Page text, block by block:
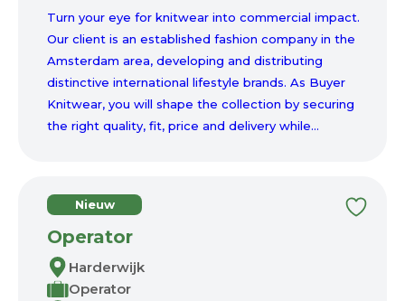
Turn your eye for knitwear into commercial impact.
Our client is an established fashion company in the
Amsterdam area, developing and distributing
distinctive international lifestyle brands. As Buyer
Knitwear, you will shape the collection by securing
the right quality, fit, price and delivery while...
Nieuw
Operator
Harderwijk
Operator